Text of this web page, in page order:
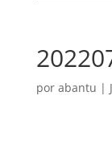
por abantu |